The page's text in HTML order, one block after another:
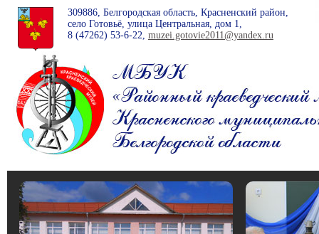
309886, Белгородская область, Красненский район,
село Готовьё, улица Центральная, дом 1,
8 (47262) 53-6-22, muzei.gotovie2011@yandex.ru